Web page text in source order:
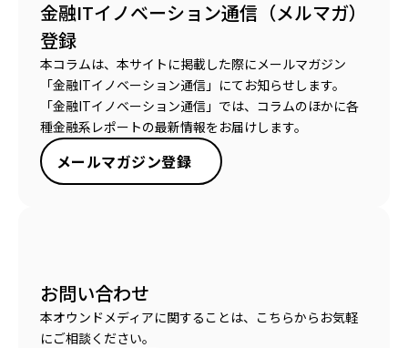
金融ITイノベーション通信（メルマガ）
登録
本コラムは、本サイトに掲載した際にメールマガジン
「金融ITイノベーション通信」にてお知らせします。
「金融ITイノベーション通信」では、コラムのほかに各
種金融系レポートの最新情報をお届けします。
メールマガジン登録
お問い合わせ
本オウンドメディアに関することは、こちらからお気軽
にご相談ください。